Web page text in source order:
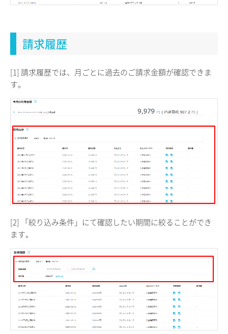
請求履歴
[1] 請求履歴では、月ごとに過去のご請求金額が確認できま
す。
[2] 「絞り込み条件」にて確認したい期間に絞ることができ
ます。